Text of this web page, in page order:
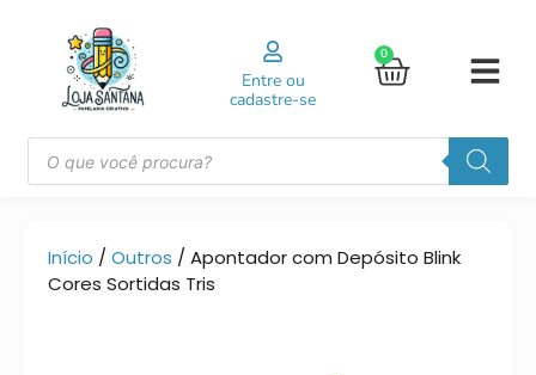
Entre ou
cadastre-se
0
Início / Outros / Apontador com Depósito Blink
Cores Sortidas Tris